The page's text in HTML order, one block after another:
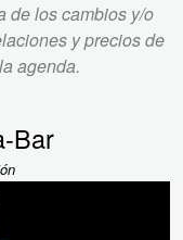
de los cambios y/o
y precios de
agenda.
Bar